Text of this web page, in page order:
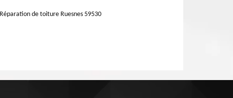
Réparation de toiture Ruesnes 59530